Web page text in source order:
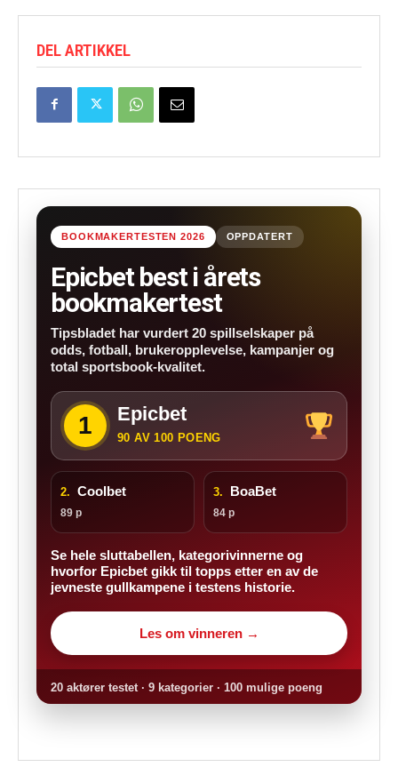
DEL ARTIKKEL
BOOKMAKERTESTEN 2026 OPPDATERT
Epicbet best i årets
bookmakertest
Tipsbladet har vurdert 20 spillselskaper på
odds, fotball, brukeropplevelse, kampanjer og
total sportsbook-kvalitet.
1 Epicbet
90 AV 100 POENG
2. Coolbet
89 p
3. BoaBet
84 p
Se hele sluttabellen, kategorivinnerne og
hvorfor Epicbet gikk til topps etter en av de
jevneste gullkampene i testens historie.
Les om vinneren →
20 aktører testet · 9 kategorier · 100 mulige poeng